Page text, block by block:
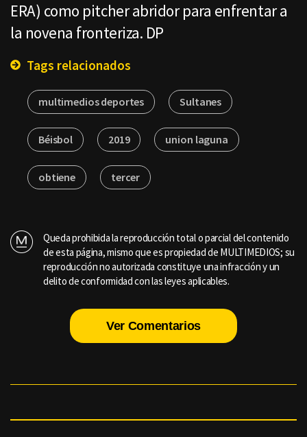
ERA) como pitcher abridor para enfrentar a
la novena fronteriza. DP
Tags relacionados
multimedios deportes Sultanes
Béisbol 2019 union laguna
obtiene tercer
Queda prohibida la reproducción total o parcial del contenido
de esta página, mismo que es propiedad de MULTIMEDIOS; su
reproducción no autorizada constituye una infracción y un
delito de conformidad con las leyes aplicables.
Ver Comentarios